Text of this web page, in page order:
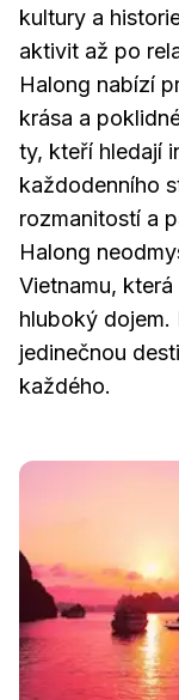
kultury a
aktivit až po
Halong nabízí
krása a
ty, kteří hledají
každodenního
rozmanitostí a
Halong
Vietnamu,
hluboký dojem.
jedinečnou
každého.